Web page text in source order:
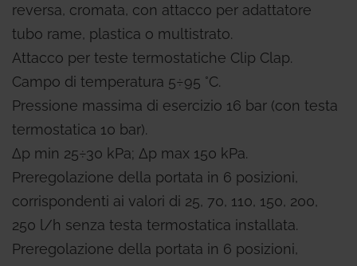
reversa, cromata, con attacco per adattatore
tubo rame, plastica o multistrato.
Attacco per teste termostatiche Clip Clap.
Campo di temperatura 5÷95 °C.
Pressione massima di esercizio 16 bar (con testa
termostatica 10 bar).
Δp min 25÷30 kPa; Δp max 150 kPa.
Preregolazione della portata in 6 posizioni,
corrispondenti ai valori di 25, 70, 110, 150, 200,
250 l/h senza testa termostatica installata.
Preregolazione della portata in 6 posizioni,